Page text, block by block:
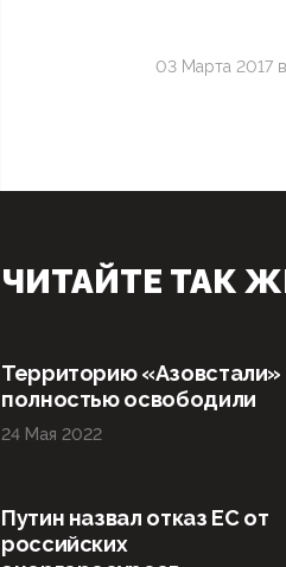
03 Марта 2017
ЧИТАЙТЕ ТАК
Территорию «Азовстали»
полностью освободили
24 Мая 2022
Путин назвал отказ ЕС от
российских